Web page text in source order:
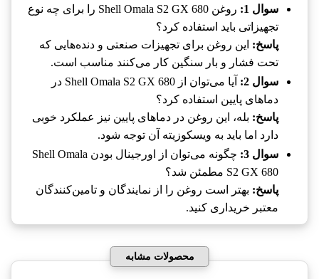
سوال 1:
روغن Shell Omala S2 GX 680 را برای چه نوع
تجهیزاتی باید استفاده کرد؟
پاسخ: این روغن برای تجهیزات صنعتی و دنده‌هایی که
تحت فشار و بار سنگین کار می‌کنند مناسب است.
سوال 2:
آیا می‌توان از Shell Omala S2 GX 680 در
دماهای پایین استفاده کرد؟
پاسخ: بله، این روغن در دماهای پایین نیز عملکرد خوبی
دارد اما باید به ویسکوزیته آن توجه شود.
سوال 3:
چگونه می‌توان از اورجینال بودن Shell Omala
S2 GX 680 مطمئن شد؟
پاسخ: بهتر است روغن را از نمایندگان و تامین‌کنندگان
معتبر خریداری کنید.
محصولات مشابه